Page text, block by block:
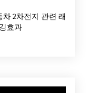
2차전지 관련 래
효과